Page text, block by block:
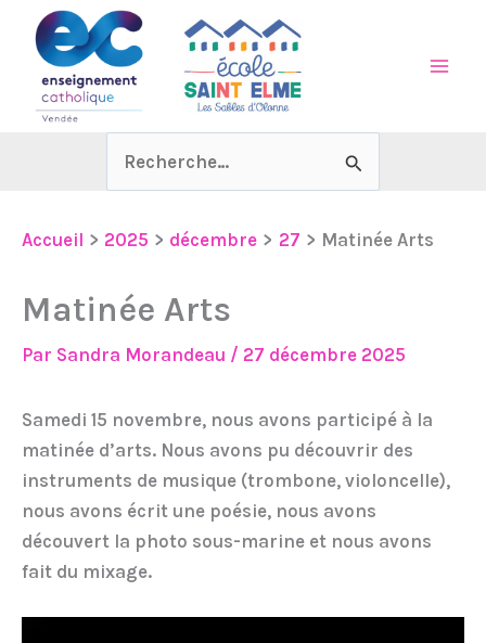
contenu
Rechercher :
Accueil 2025 décembre 27 Matinée Arts
Matinée Arts
Par Sandra Morandeau / 27 décembre 2025
Samedi 15 novembre, nous avons participé à la
matinée d’arts. Nous avons pu découvrir des
instruments de musique (trombone, violoncelle),
nous avons écrit une poésie, nous avons
découvert la photo sous-marine et nous avons
fait du mixage.